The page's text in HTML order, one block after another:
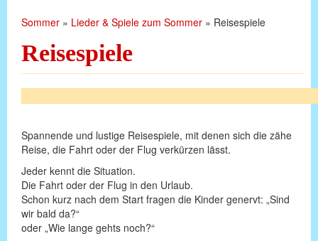
Sommer » Lieder & Spiele zum Sommer » Reisespiele
Reisespiele
Spannende und lustige Reisespiele, mit denen sich die zähe
Reise, die Fahrt oder der Flug verkürzen lässt.
Jeder kennt die Situation.
Die Fahrt oder der Flug in den Urlaub.
Schon kurz nach dem Start fragen die Kinder genervt: „Sind
wir bald da?“
oder „Wie lange gehts noch?“